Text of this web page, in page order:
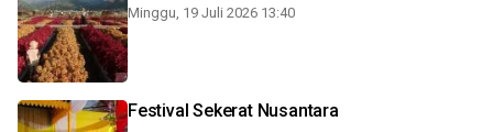
Minggu, 19 Juli 2026 13:40
Festival Sekerat Nusantara